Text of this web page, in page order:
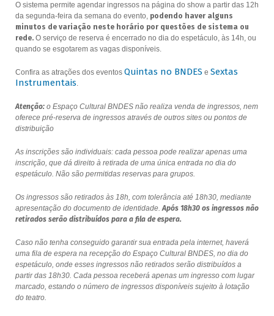
O sistema permite agendar ingressos na página do show a partir das 12h
da segunda-feira da semana do evento, podendo haver alguns
minutos de variação neste horário por questões de sistema ou
rede.O serviço de reserva é encerrado no dia do espetáculo, às 14h, ou
quando se esgotarem as vagas disponíveis.
Confira as atrações dos eventos Quintas no BNDES e Sextas
Instrumentais.
Atenção:o Espaço Cultural BNDES não realiza venda de ingressos, nem
oferece pré-reserva de ingressos através de outros sites ou pontos de
distribuição
As inscrições são individuais: cada pessoa pode realizar apenas uma
inscrição, que dá direito à retirada de uma única entrada no dia do
espetáculo. Não são permitidas reservas para grupos.
Os ingressos são retirados às 18h, com tolerância até 18h30, mediante
apresentação do documento de identidade.Após 18h30 os ingressos não
retirados serão distribuídos para a fila de espera.
Caso não tenha conseguido garantir sua entrada pela internet, haverá
uma fila de espera na recepção do Espaço Cultural BNDES, no dia do
espetáculo, onde esses ingressos não retirados serão distribuídos a
partir das 18h30. Cada pessoa receberá apenas um ingresso com lugar
marcado, estando o número de ingressos disponíveis sujeito à lotação
do teatro.